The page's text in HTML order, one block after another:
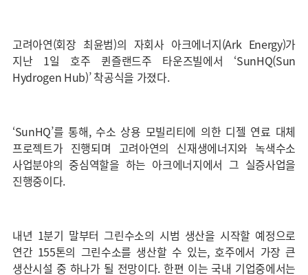
고려아연(회장 최윤범)의 자회사 아크에너지(Ark Energy)가
지난 1일 호주 퀸즐랜드주 타운즈빌에서 ‘SunHQ(Sun
Hydrogen Hub)’ 착공식을 가졌다.
‘SunHQ’를 통해, 수소 상용 모빌리티에 의한 디젤 연료 대체
프로젝트가 진행되며 고려아연의 신재생에너지와 녹색수소
사업분야의 중심역할을 하는 아크에너지에서 그 실증사업을
진행중이다.
내년 1분기 말부터 그린수소의 시범 생산을 시작할 예정으로
연간 155톤의 그린수소를 생산할 수 있는, 호주에서 가장 큰
생산시설 중 하나가 될 전망이다. 한편 이는 국내 기업중에서는